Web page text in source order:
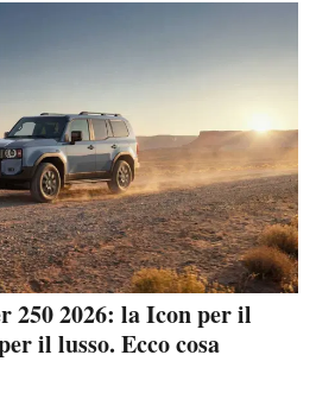
250 2026: la Icon per il
il lusso. Ecco cosa